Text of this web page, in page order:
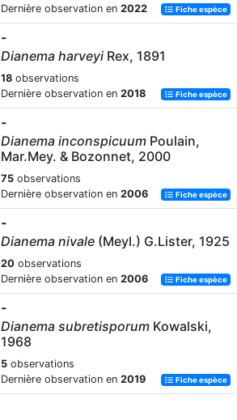
Dernière observation en 2022 Fiche espèce
-
Dianema harveyi Rex, 1891
18 observations
Dernière observation en 2018 Fiche espèce
-
Dianema inconspicuum Poulain,
Mar.Mey. & Bozonnet, 2000
75 observations
Dernière observation en 2006 Fiche espèce
-
Dianema nivale (Meyl.) G.Lister, 1925
20 observations
Dernière observation en 2006 Fiche espèce
-
Dianema subretisporum Kowalski,
1968
5 observations
Dernière observation en 2019 Fiche espèce